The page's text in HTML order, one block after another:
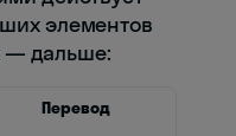
элементов
— дальше:
Перевод